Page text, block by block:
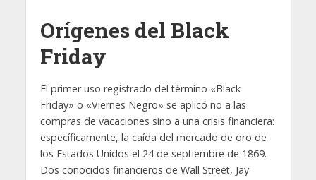
Orígenes del Black
Friday
El primer uso registrado del término «Black
Friday» o «Viernes Negro» se aplicó no a las
compras de vacaciones sino a una crisis financiera:
específicamente, la caída del mercado de oro de
los Estados Unidos el 24 de septiembre de 1869.
Dos conocidos financieros de Wall Street, Jay